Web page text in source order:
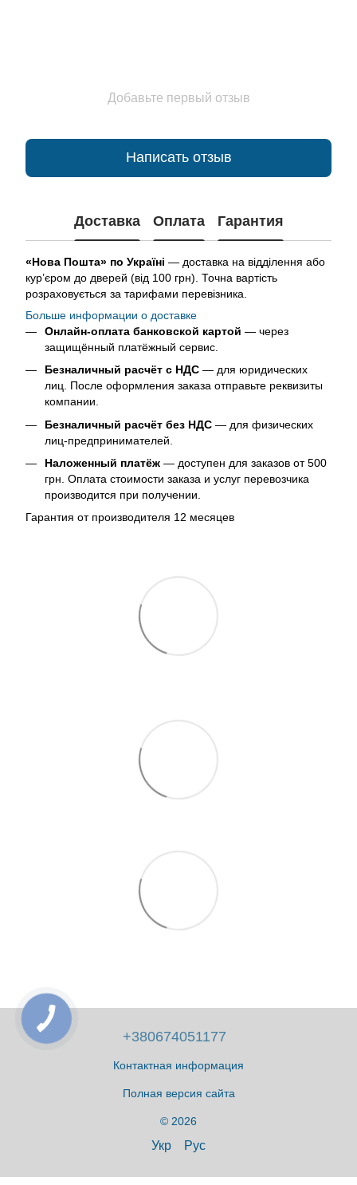
Добавьте первый отзыв
Написать отзыв
Доставка Оплата Гарантия
«Нова Пошта» по Україні — доставка на відділення або
кур’єром до дверей (від 100 грн). Точна вартість
розраховується за тарифами перевізника.
Больше информации о доставке
Онлайн-оплата банковской картой — через
защищённый платёжный сервис.
Безналичный расчёт с НДС — для юридических
лиц. После оформления заказа отправьте реквизиты
компании.
Безналичный расчёт без НДС — для физических
лиц-предпринимателей.
Наложенный платёж — доступен для заказов от 500
грн. Оплата стоимости заказа и услуг перевозчика
производится при получении.
Гарантия от производителя 12 месяцев
+380674051177
Контактная информация
Полная версия сайта
© 2026
Укр Рус